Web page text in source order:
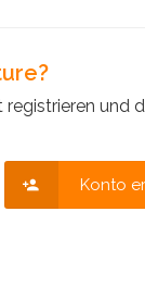
und
Konto